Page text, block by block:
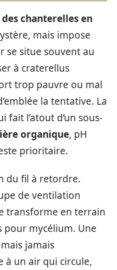
chanterelles en
mais impose
se situe souvent au
à craterellus
trop pauvre ou mal
la tentative. La
fait l’atout d’un sous-
organique, pH
prioritaire.
du fil à retordre.
de ventilation
transforme en terrain
pour mycélium. Une
jamais
à un air qui circule,